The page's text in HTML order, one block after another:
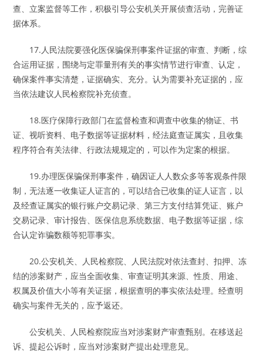
查、立案监督等工作，积极引导公安机关开展侦查活动，完善证
据体系。
17.人民法院要强化医保骗保刑事案件证据的审查、判断，综
合运用证据，围绕与定罪量刑有关的事实情节进行审查、认定，
确保案件事实清楚，证据确实、充分。认为需要补充证据的，应
当依法建议人民检察院补充侦查。
18.医疗保障行政部门在监督检查和调查中收集的物证、书
证、视听资料、电子数据等证据材料，经法庭查证属实，且收集
程序符合有关法律、行政法规规定的，可以作为定案的根据。
19.办理医保骗保刑事案件，确因证人人数众多等客观条件限
制，无法逐一收集证人证言的，可以结合已收集的证人证言，以
及经查证属实的银行账户交易记录、第三方支付结算凭证、账户
交易记录、审计报告、医保信息系统数据、电子数据等证据，综
合认定诈骗数额等犯罪事实。
20.公安机关、人民检察院、人民法院对依法查封、扣押、冻
结的涉案财产，应当全面收集、审查证明其来源、性质、用途、
权属及价值大小等有关证据，根据查明的事实依法处理。经查明
确实与案件无关的，应予返还。
公安机关、人民检察院应当对涉案财产审查甄别。在移送起
诉、提起公诉时，应当对涉案财产提出处理意见。